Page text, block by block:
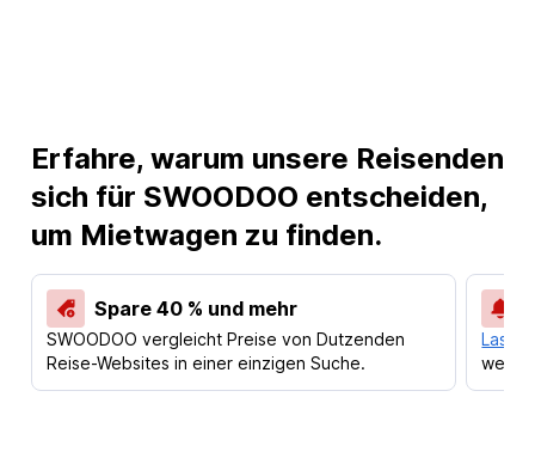
Erfahre, warum unsere Reisenden
sich für SWOODOO entscheiden,
um Mietwagen zu finden.
Spare 40 % und mehr
SWOODOO vergleicht Preise von Dutzenden
Reise-Websites in einer einzigen Suche.
Lass